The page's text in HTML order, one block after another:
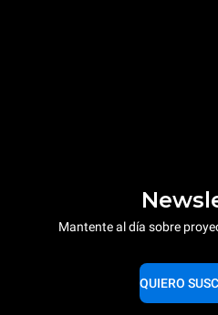
Mantente al día sobre
QUIERO